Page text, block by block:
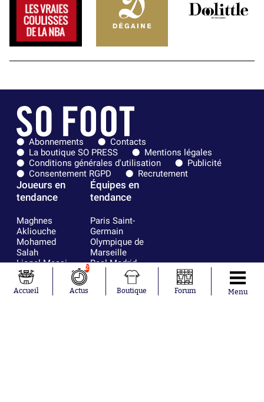
Abonnements
Contacts
La boutique SO PRESS
Mentions légales
Conditions générales d'utilisation
Publicité
Consentement RGPD
Recrutement
Joueurs en
tendance
Maghnes
Akliouche
Mohamed
Salah
Lionel Messi
Ferrán Torres
Kilian Corredor
Franco
Équipes en
tendance
Paris Saint-
Germain
Olympique de
Marseille
Real Madrid
Olympique
lyonnais
Accueil
2
Actus Boutique Forum Menu